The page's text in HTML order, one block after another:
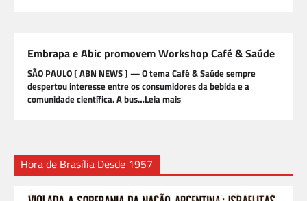
Embrapa e Abic promovem Workshop Café & Saúde
SÃO PAULO [ ABN NEWS ] — O tema Café & Saúde sempre
despertou interesse entre os consumidores da bebida e a
comunidade científica. A bus…Leia mais
Hora de Brasília Desde 1957